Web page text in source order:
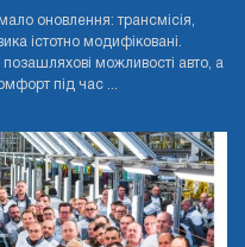
оновлення: трансмісія,
істотно модифіковані.
можливості авто, а
під час ...